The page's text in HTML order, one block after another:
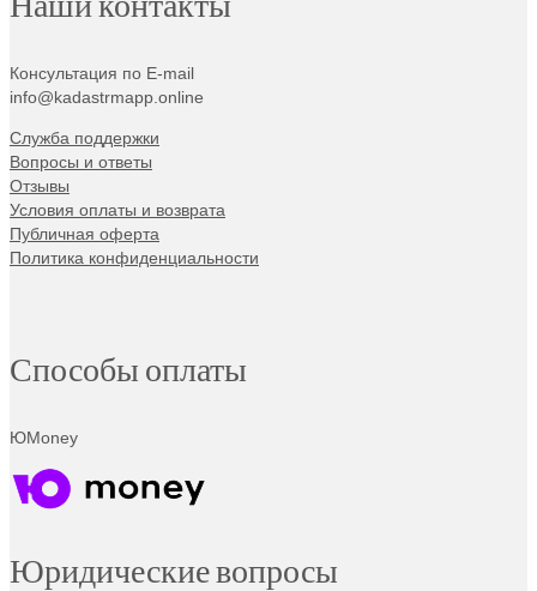
Консультация по E-mail
info@kadastrmapp.online
Служба поддержки
Вопросы и ответы
Отзывы
Условия оплаты и возврата
Публичная оферта
Политика конфиденциальности
Способы оплаты
ЮMoney
Юридические вопросы